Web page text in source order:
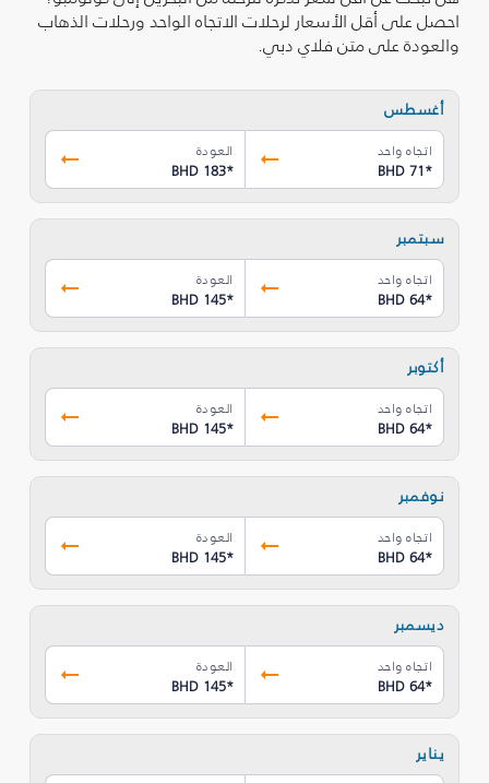
احصل على أقل الأسعار لرحلات الاتجاه الواحد ورحلات الذهاب
والعودة على متن فلاي دبي.
أغسطس
اتجاه واحد
BHD 71*
العودة
BHD 183*
سبتمبر
اتجاه واحد
BHD 64*
العودة
BHD 145*
أكتوبر
اتجاه واحد
BHD 64*
العودة
BHD 145*
نوفمبر
اتجاه واحد
BHD 64*
العودة
BHD 145*
ديسمبر
اتجاه واحد
BHD 64*
العودة
BHD 145*
يناير